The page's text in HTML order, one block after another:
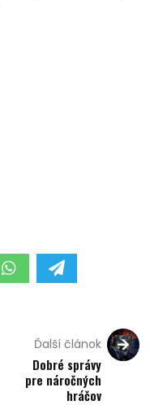
Ďalší článok
Dobré správy
pre náročných
hráčov